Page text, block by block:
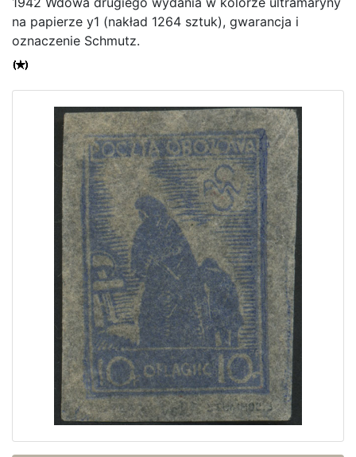
Home page
Current auction
Recent result
Archive
Regulation
Contact
na papierze y1 (nakład 1264 sztuk), gwarancja i
oznaczenie Schmutz.